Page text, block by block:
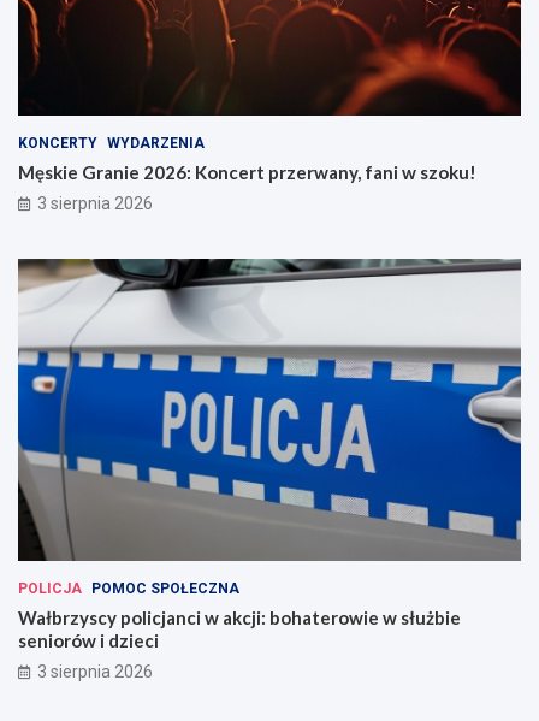
KONCERTY WYDARZENIA
Męskie Granie 2026: Koncert przerwany, fani w szoku!
3 sierpnia 2026
POLICJA POMOC SPOŁECZNA
Wałbrzyscy policjanci w akcji: bohaterowie w służbie
seniorów i dzieci
3 sierpnia 2026